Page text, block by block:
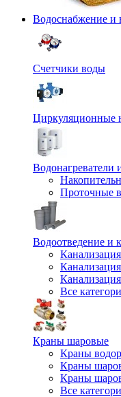
Водоснабжение и
Счетчики воды
Циркуляционные
Водонагреватели
Проточные
Водоотведение и
Все
Краны шаровые
Краны
Краны
Краны
Все